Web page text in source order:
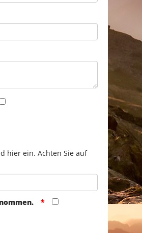
hier ein. Achten Sie auf